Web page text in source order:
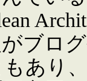
ブロ
あり